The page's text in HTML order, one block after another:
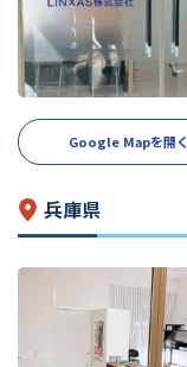
Google Mapを開く
兵庫県